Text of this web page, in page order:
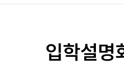
입학설명